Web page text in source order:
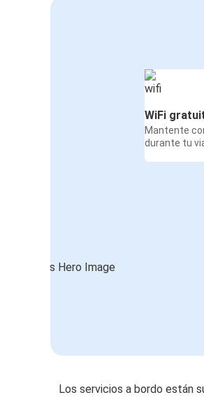
WiFi
Mantente
durante tu
Los servicios a bordo están